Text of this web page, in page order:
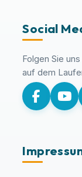
Social
Folgen Sie
auf dem